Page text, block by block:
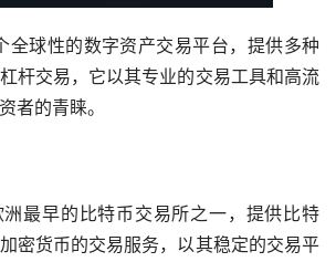
全球性的数字资产交易平台，提供多种
杆交易，它以其专业的交易工具和高流
者的青睐。
最早的比特币交易所之一，提供比特
密货币的交易服务，以其稳定的交易平